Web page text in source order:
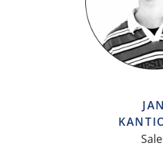
JAN